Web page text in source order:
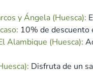
y Ángela (Huesca):
10% de descuento
Alambique (Huesca):
Disfruta de un